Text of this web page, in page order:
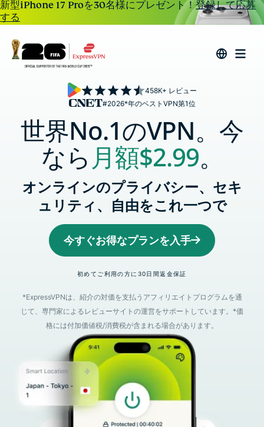
新型iPhone 17 Proを30名様にプレゼント！登録して応募
する
#2026*年のベストVPN第1位
458K+ レビュー
世界No.1のVPN。今
なら 月額$2.99。
オンラインのプライバシー、セキ
ュリティ、自由をこれ一つで
今すぐお得なプランを入手
初めてご利用の方に30日間返金保証
*ExpressVPNは、紹介の対価を支払うアフィリエイトプログラムを通
じて、専門家によるレビューサイトの運営をサポートしています。*価
格には付加価値税/消費税が含まれる場合があります。